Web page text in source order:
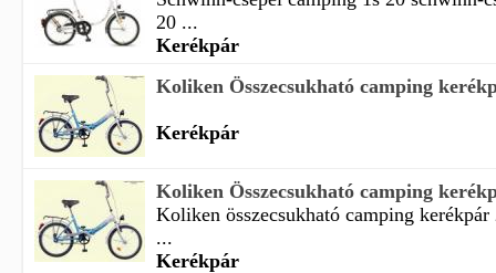
20 ...
Kerékpár
Koliken Összecsukható camping
Kerékpár
Koliken Összecsukható camping
Koliken összecsukható camping
...
Kerékpár